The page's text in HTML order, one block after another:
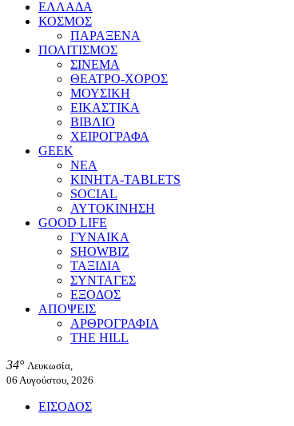
ΕΛΛΑΔΑ
ΚΟΣΜΟΣ
ΠΑΡΑΞΕΝΑ
ΠΟΛΙΤΙΣΜΟΣ
ΣΙΝΕΜΑ
ΘΕΑΤΡΟ-ΧΟΡΟΣ
ΜΟΥΣΙΚΗ
ΕΙΚΑΣΤΙΚΑ
ΒΙΒΛΙΟ
ΧΕΙΡΟΓΡΑΦΑ
GEEK
ΝΕΑ
ΚΙΝΗΤΑ-TABLETS
SOCIAL
ΑΥΤΟΚΙΝΗΣΗ
GOOD LIFE
ΓΥΝΑΙΚΑ
SHOWBIZ
ΤΑΞΙΔΙΑ
ΣΥΝΤΑΓΕΣ
ΕΞΟΔΟΣ
ΑΠΟΨΕΙΣ
ΑΡΘΡΟΓΡΑΦΙΑ
THE HILL
34° Λευκωσία,
06 Αυγούστου, 2026
ΕΙΣΟΔΟΣ